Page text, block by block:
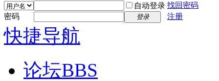
自动登录 找回密码
密码
登录 注册
快捷导航
论坛BBS